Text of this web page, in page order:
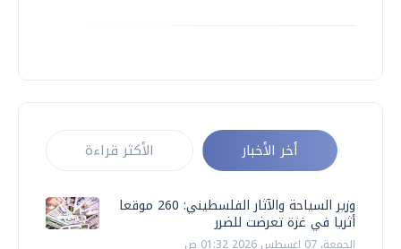
أخر الأخبار الأكثر قراءة
وزير السياحة والآثار الفلسطيني: 260 موقعا
أثريا في غزة تعرضت للضرر
الجمعة، 07 اغسطس 2026 01:32 ص